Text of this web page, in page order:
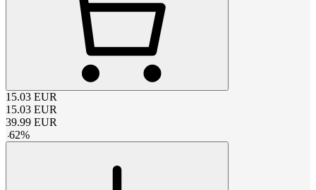
15.03 EUR
15.03 EUR
39.99 EUR
-62%